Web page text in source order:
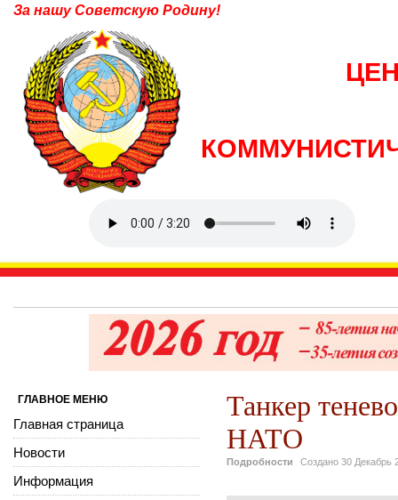
За нашу Советскую Родину!
Танкер
НАТО
Подробности Создано 30 Декабрь
ГЛАВНОЕ МЕНЮ
Главная страница
Новости
Информация